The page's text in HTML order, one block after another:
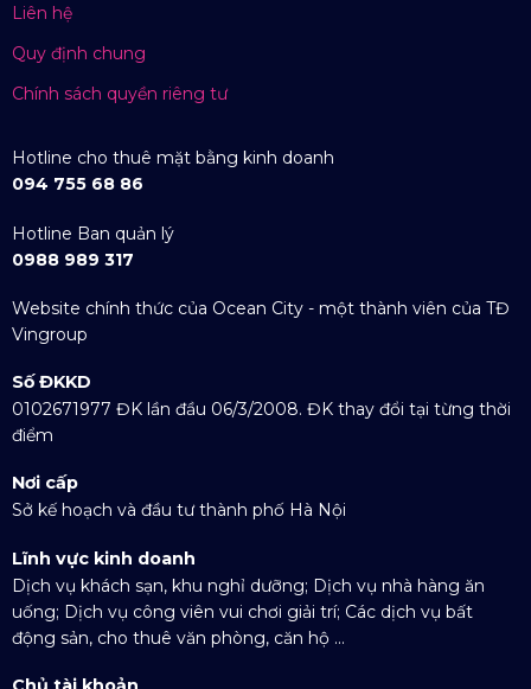
Liên hệ
Quy định chung
Chính sách quyền riêng tư
Hotline cho thuê mặt bằng kinh doanh
094 755 68 86
Hotline Ban quản lý
0988 989 317
Website chính thức của Ocean City - một thành viên của TĐ
Vingroup
Số ĐKKD
0102671977 ĐK lần đầu 06/3/2008. ĐK thay đổi tại từng thời
điểm
Nơi cấp
Sở kế hoạch và đầu tư thành phố Hà Nội
Lĩnh vực kinh doanh
Dịch vụ khách sạn, khu nghỉ dưỡng; Dịch vụ nhà hàng ăn
uống; Dịch vụ công viên vui chơi giải trí; Các dịch vụ bất
động sản, cho thuê văn phòng, căn hộ ...